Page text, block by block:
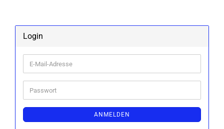
Login
E-
Mail-
Adresse
Passwort
ANMELDEN